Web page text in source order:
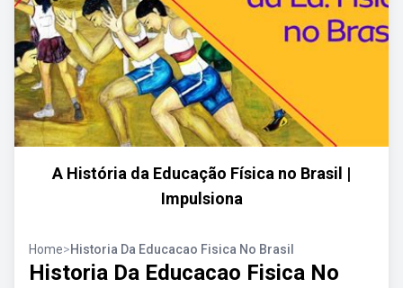
A História da Educação Física no Brasil |
Impulsiona
Home>Historia Da Educacao Fisica No Brasil
Historia Da Educacao Fisica No